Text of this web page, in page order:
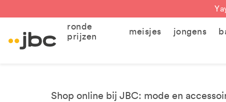
ronde
prijzen
meisjes jongens
Shop online bij JBC: mode en